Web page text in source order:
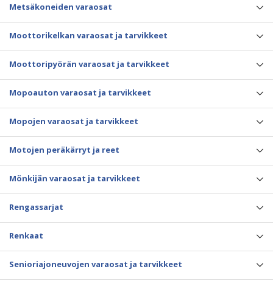
Metsäkoneiden varaosat
Moottorikelkan varaosat ja tarvikkeet
Moottoripyörän varaosat ja tarvikkeet
Mopoauton varaosat ja tarvikkeet
Mopojen varaosat ja tarvikkeet
Motojen peräkärryt ja reet
Mönkijän varaosat ja tarvikkeet
Rengassarjat
Renkaat
Senioriajoneuvojen varaosat ja tarvikkeet